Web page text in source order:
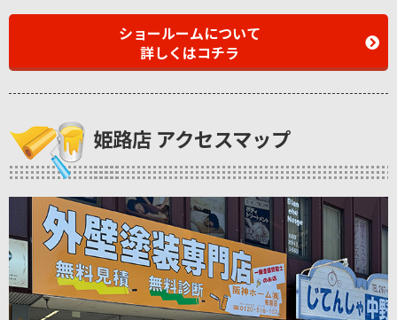
ショールームについて
詳しくはコチラ
姫路店 アクセスマップ